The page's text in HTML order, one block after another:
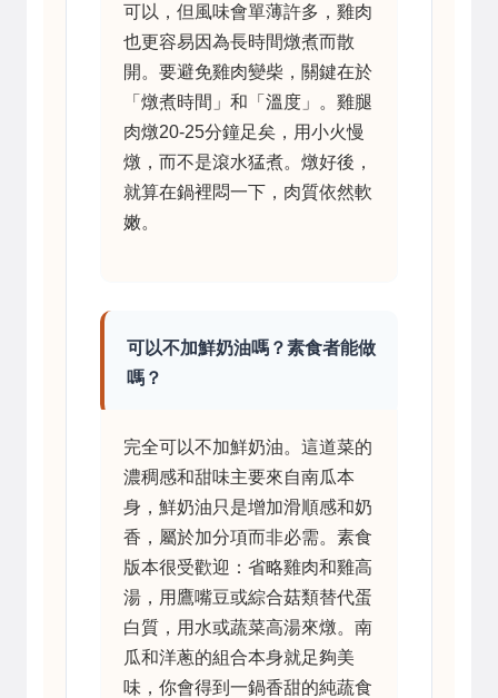
可以，但風味會單薄許多，雞肉
也更容易因為長時間燉煮而散
開。要避免雞肉變柴，關鍵在於
「燉煮時間」和「溫度」。雞腿
肉燉20-25分鐘足矣，用小火慢
燉，而不是滾水猛煮。燉好後，
就算在鍋裡悶一下，肉質依然軟
嫩。
可以不加鮮奶油嗎？素食者能做
嗎？
完全可以不加鮮奶油。這道菜的
濃稠感和甜味主要來自南瓜本
身，鮮奶油只是增加滑順感和奶
香，屬於加分項而非必需。素食
版本很受歡迎：省略雞肉和雞高
湯，用鷹嘴豆或綜合菇類替代蛋
白質，用水或蔬菜高湯來燉。南
瓜和洋蔥的組合本身就足夠美
味，你會得到一鍋香甜的純蔬食